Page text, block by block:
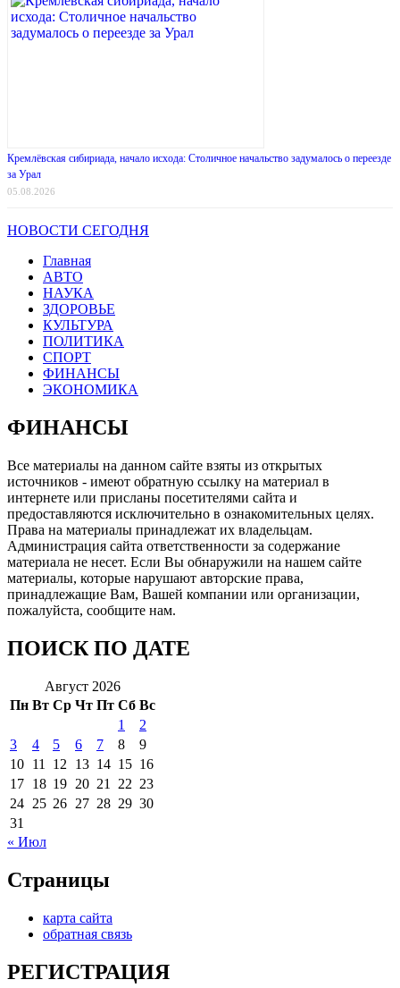
Кремлёвская сибириада, начало исхода: Столичное начальство задумалось о переезде
за Урал
05.08.2026
НОВОСТИ СЕГОДНЯ
Главная
АВТО
НАУКА
ЗДОРОВЬЕ
КУЛЬТУРА
ПОЛИТИКА
СПОРТ
ФИНАНСЫ
ЭКОНОМИКА
ФИНАНСЫ
Все материалы на данном сайте взяты из открытых
источников - имеют обратную ссылку на материал в
интернете или присланы посетителями сайта и
предоставляются исключительно в ознакомительных целях.
Права на материалы принадлежат их владельцам.
Администрация сайта ответственности за содержание
материала не несет. Если Вы обнаружили на нашем сайте
материалы, которые нарушают авторские права,
принадлежащие Вам, Вашей компании или организации,
пожалуйста, сообщите нам.
ПОИСК ПО ДАТЕ
Август 2026
Пн Вт Ср Чт Пт Сб Вс
1
2
3
4 5 6 7 8
9
10 11 12 13 14 15 16
17 18 19 20 21 22 23
24 25 26 27 28 29 30
31
« Июл
Страницы
карта сайта
обратная связь
РЕГИСТРАЦИЯ